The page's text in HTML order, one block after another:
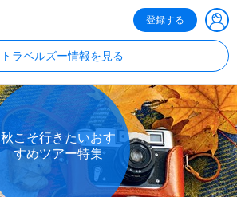
登録する
トラベルズー情報を見る
秋こそ行きたいおす
すめツアー特集